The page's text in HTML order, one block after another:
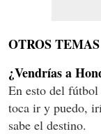
OTROS TEMAS
¿Vendrías a
En esto del
toca ir y puedo,
sabe el destino.